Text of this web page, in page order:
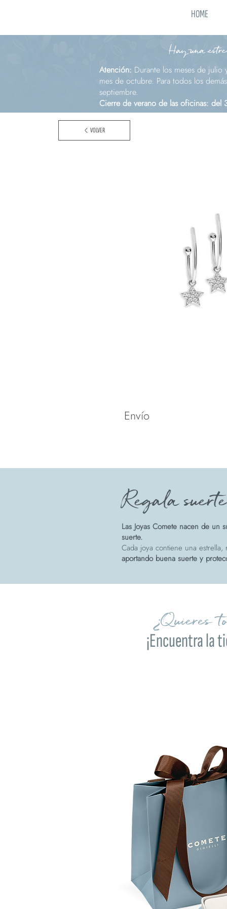
HOME
Hay una
Atención: Durante los meses de
mes de octubre. Para todos los
septiembre.
Cierre de verano de las oficinas:
VOLVER
Envío
Regala
Las Joyas Comete nacen de un
suerte.
Cada joya contiene una
aportando buena suerte y
¿Quieres
¡Encuentra la